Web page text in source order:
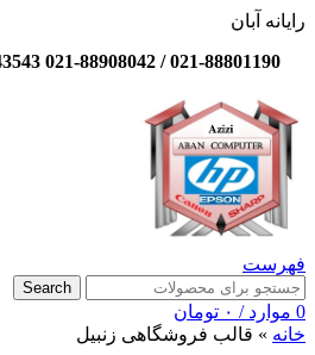
رایانه آبان
021-88801190 / 021-88908042 09104343543 / 09101115862
فهرست
Search
0 موارد / ۰ تومان
خانه » قالب فروشگاهی زنبیل